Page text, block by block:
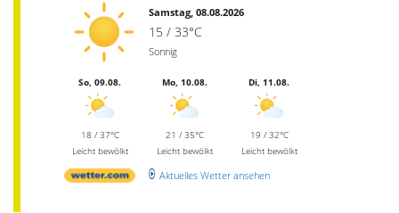
Samstag, 08.08.2026
15 / 33°C
Sonnig
So, 09.08.
18 / 37°C
Leicht bewölkt
Mo, 10.08.
21 / 35°C
Leicht bewölkt
Di, 11.08.
19 / 32°C
Leicht bewölkt
Aktuelles Wetter ansehen